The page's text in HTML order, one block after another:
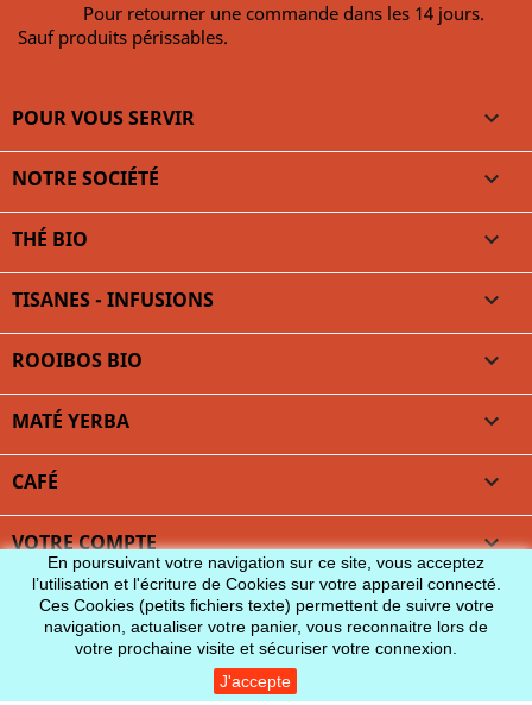
Pour retourner une commande dans les 14 jours.
Sauf produits périssables.
POUR VOUS SERVIR 
NOTRE SOCIÉTÉ 
THÉ BIO 
TISANES - INFUSIONS 
ROOIBOS BIO 
MATÉ YERBA 
CAFÉ 
VOTRE COMPTE 
INFORMATIONS
En poursuivant votre navigation sur ce site, vous acceptez
l’utilisation et l'écriture de Cookies sur votre appareil connecté.
Ces Cookies (petits fichiers texte) permettent de suivre votre
navigation, actualiser votre panier, vous reconnaitre lors de
votre prochaine visite et sécuriser votre connexion.
J'accepte